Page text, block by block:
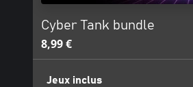
Cyber Tank bundle
8,99 €
Jeux inclus